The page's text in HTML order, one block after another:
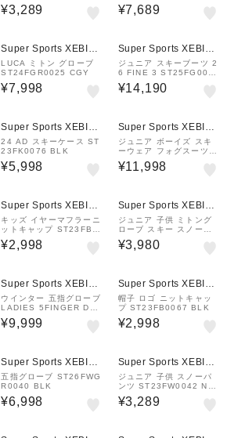
¥3,289 ¥7,689
Super Sports XEBIO
&mall店
LUCA ミトン グローブ
ST24FGR0025 CGY
¥7,998
Super Sports XEBIO
&mall店
ジュニア スキーブーツ 2
6 FINE 3 ST25FG003
3 LVD
¥14,190
Super Sports XEBIO
&mall店
24 AD スキーケース ST
23FK0076 BLK
¥5,998
Super Sports XEBIO
&mall店
ジュニア ボーイズ スキ
ーウェア フォグスーツ
上下セット ST23FW003
4 WHT サイズ調整
¥11,998
Super Sports XEBIO
&mall店
キッズ イヤーマフラーニ
ットキャップ ST23FB0
074 WTSX
¥2,998
Super Sports XEBIO
&mall店
ジュニア 子供 ミトング
ローブ スキー スノーボ
ード ST24FGR0032 W
HT
¥3,980
Super Sports XEBIO
&mall店
ウインター 五指グローブ
LADIES 5FINGER DO
WN ST26FWGR0041 B
LK
¥9,999
Super Sports XEBIO
&mall店
帽子 ロゴ ニットキャッ
プ ST23FB0067 BLK
¥2,998
Super Sports XEBIO
&mall店
五指グローブ ST26FWG
R0040 BLK
¥6,998
Super Sports XEBIO
&mall店
ジュニア 子供 スノーパ
ンツ ST23FW0042 NV
Y サイズ調整
¥3,289